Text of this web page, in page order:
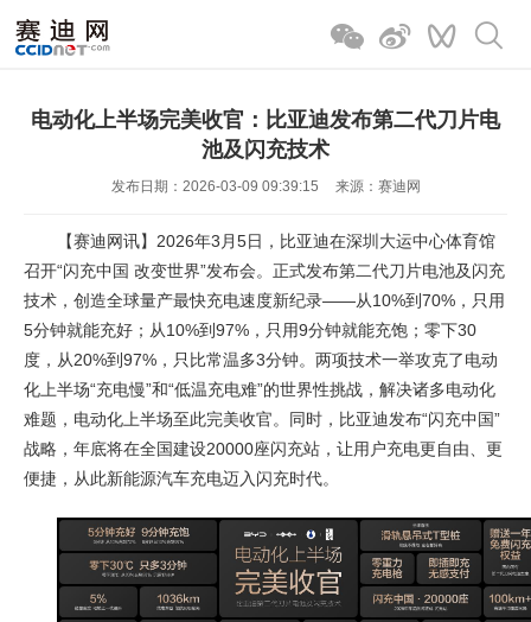
电动化上半场完美收官：比亚迪发布第二代刀片电
池及闪充技术
发布日期：2026-03-09 09:39:15 来源：赛迪网
【赛迪网讯】2026年3月5日，比亚迪在深圳大运中心体育馆
召开“闪充中国 改变世界”发布会。正式发布第二代刀片电池及闪充
技术，创造全球量产最快充电速度新纪录——从10%到70%，只用
5分钟就能充好；从10%到97%，只用9分钟就能充饱；零下30
度，从20%到97%，只比常温多3分钟。两项技术一举攻克了电动
化上半场“充电慢”和“低温充电难”的世界性挑战，解决诸多电动化
难题，电动化上半场至此完美收官。同时，比亚迪发布“闪充中国”
战略，年底将在全国建设20000座闪充站，让用户充电更自由、更
便捷，从此新能源汽车充电迈入闪充时代。